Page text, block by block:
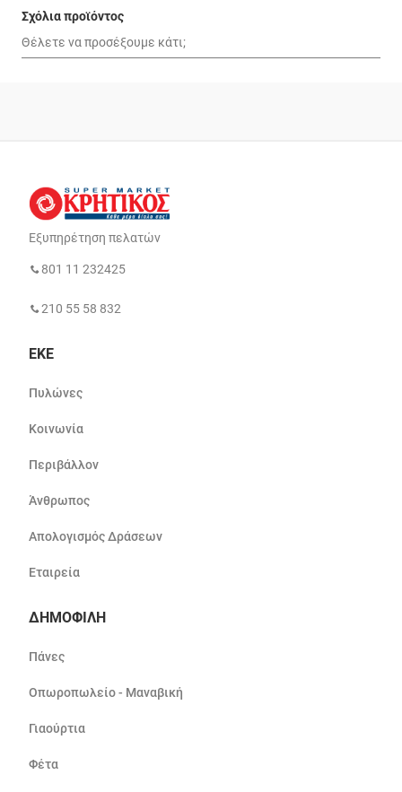
Σχόλια προϊόντος
Εξυπηρέτηση πελατών
801 11 232425
210 55 58 832
ΕΚΕ
Πυλώνες
Κοινωνία
Περιβάλλον
Άνθρωπος
Απολογισμός Δράσεων
Εταιρεία
ΔΗΜΟΦΙΛΗ
Πάνες
Οπωροπωλείο - Μαναβική
Γιαούρτια
Φέτα